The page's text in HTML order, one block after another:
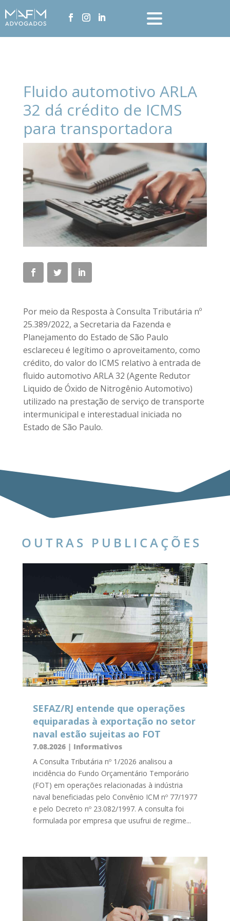
Fluido automotivo ARLA
32 dá crédito de ICMS
para transportadora
Por meio da Resposta à Consulta Tributária nº
25.389/2022, a Secretaria da Fazenda e
Planejamento do Estado de São Paulo
esclareceu é legítimo o aproveitamento, como
crédito, do valor do ICMS relativo à entrada de
fluido automotivo ARLA 32 (Agente Redutor
Liquido de Óxido de Nitrogênio Automotivo)
utilizado na prestação de serviço de transporte
intermunicipal e interestadual iniciada no
Estado de São Paulo.
OUTRAS PUBLICAÇÕES
SEFAZ/RJ entende que operações
equiparadas à exportação no setor
naval estão sujeitas ao FOT
7.08.2026| Informativos
A Consulta Tributária nº 1/2026 analisou a
incidência do Fundo Orçamentário Temporário
(FOT) em operações relacionadas à indústria
naval beneficiadas pelo Convênio ICM nº 77/1977
e pelo Decreto nº 23.082/1997. A consulta foi
formulada por empresa que usufrui de regime...